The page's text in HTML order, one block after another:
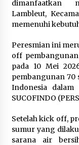
dimanfaatkan
Lambleut,
memenuhi
Peresmian ini
off
pada 10 Mei
pembangunan 70
Indonesia
SUCOFINDO
Setelah kick off,
sumur yang
sarana air